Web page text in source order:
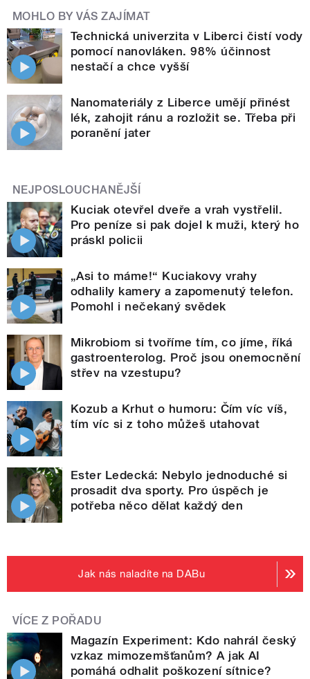
MOHLO BY VÁS ZAJÍMAT
Technická univerzita v Liberci čistí vody
pomocí nanovláken. 98% účinnost
nestačí a chce vyšší
Nanomateriály z Liberce umějí přinést
lék, zahojit ránu a rozložit se. Třeba při
poranění jater
NEJPOSLOUCHANĚJŠÍ
Kuciak otevřel dveře a vrah vystřelil.
Pro peníze si pak dojel k muži, který ho
práskl policii
„Asi to máme!“ Kuciakovy vrahy
odhalily kamery a zapomenutý telefon.
Pomohl i nečekaný svědek
Mikrobiom si tvoříme tím, co jíme, říká
gastroenterolog. Proč jsou onemocnění
střev na vzestupu?
Kozub a Krhut o humoru: Čím víc víš,
tím víc si z toho můžeš utahovat
Ester Ledecká: Nebylo jednoduché si
prosadit dva sporty. Pro úspěch je
potřeba něco dělat každý den
Jak nás naladíte na DABu
VÍCE Z POŘADU
Magazín Experiment: Kdo nahrál český
vzkaz mimozemšťanům? A jak AI
pomáhá odhalit poškození sítnice?